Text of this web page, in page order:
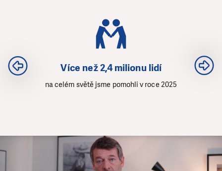
Více než 2,4 milionu lidí
na celém světě jsme pomohli v roce 2025